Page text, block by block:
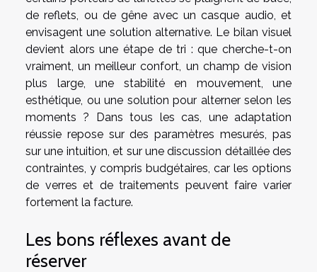
de reflets, ou de gêne avec un casque audio, et
envisagent une solution alternative. Le bilan visuel
devient alors une étape de tri : que cherche-t-on
vraiment, un meilleur confort, un champ de vision
plus large, une stabilité en mouvement, une
esthétique, ou une solution pour alterner selon les
moments ? Dans tous les cas, une adaptation
réussie repose sur des paramètres mesurés, pas
sur une intuition, et sur une discussion détaillée des
contraintes, y compris budgétaires, car les options
de verres et de traitements peuvent faire varier
fortement la facture.
Les bons réflexes avant de
réserver